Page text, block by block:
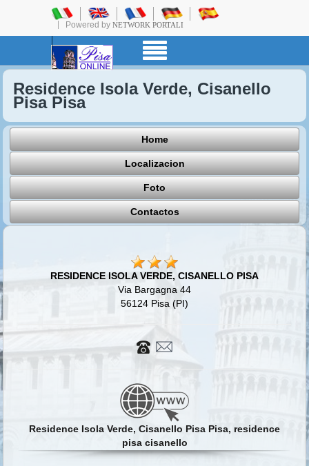
Powered by NETWORK PORTALI
Residence Isola Verde, Cisanello
Pisa Pisa
Home
Localizacion
Foto
Contactos
RESIDENCE ISOLA VERDE, CISANELLO PISA
Via Bargagna 44
56124 Pisa (PI)
Residence Isola Verde, Cisanello Pisa Pisa, residence
pisa cisanello